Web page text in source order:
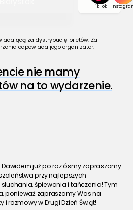
TikTok
za dystrybucję biletów. Za
odpowiada jego organizator.
nie mamy
na to wydarzenie.
Dawidem już po raz ósmy zapraszamy
przy najlepszych
śpiewania i tańczenia! Tym
ponieważ zapraszamy Was na
rozmowy w Drugi Dzień Świąt!